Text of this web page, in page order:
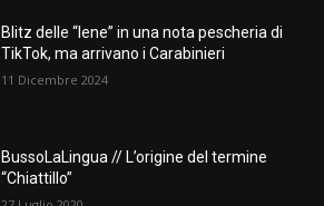
Blitz delle “Iene” in una nota pescheria di
TikTok, ma arrivano i Carabinieri
11 Dicembre 2024
BussoLaLingua // L’origine del termine
“Chiattillo”